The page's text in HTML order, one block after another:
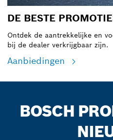
DE BESTE
Ontdek de aantrekkelijke en
bij de dealer verkrijgbaar zijn.
Aanbiedingen
BOSCH